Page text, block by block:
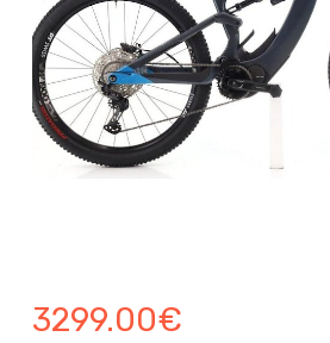
3299.00€